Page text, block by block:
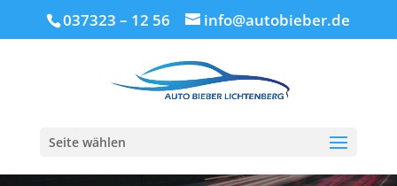
037323 – 12 56 info@autobieber.de
Seite wählen